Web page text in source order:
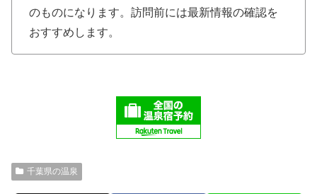
のものになります。訪問前には最新情報の確認を
おすすめします。
千葉県の温泉